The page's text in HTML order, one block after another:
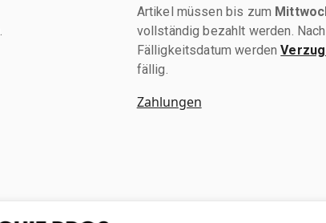
Artikel müssen bis zum
vollständig bezahlt werden.
Fälligkeitsdatum werden
fällig.
Zahlungen